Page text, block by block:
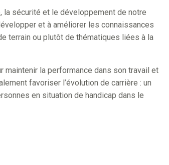
la sécurité et le développement de notre
et à améliorer les connaissances
terrain ou plutôt de thématiques liées à la
la performance dans son travail et
favoriser l’évolution de carrière : un
en situation de handicap dans le